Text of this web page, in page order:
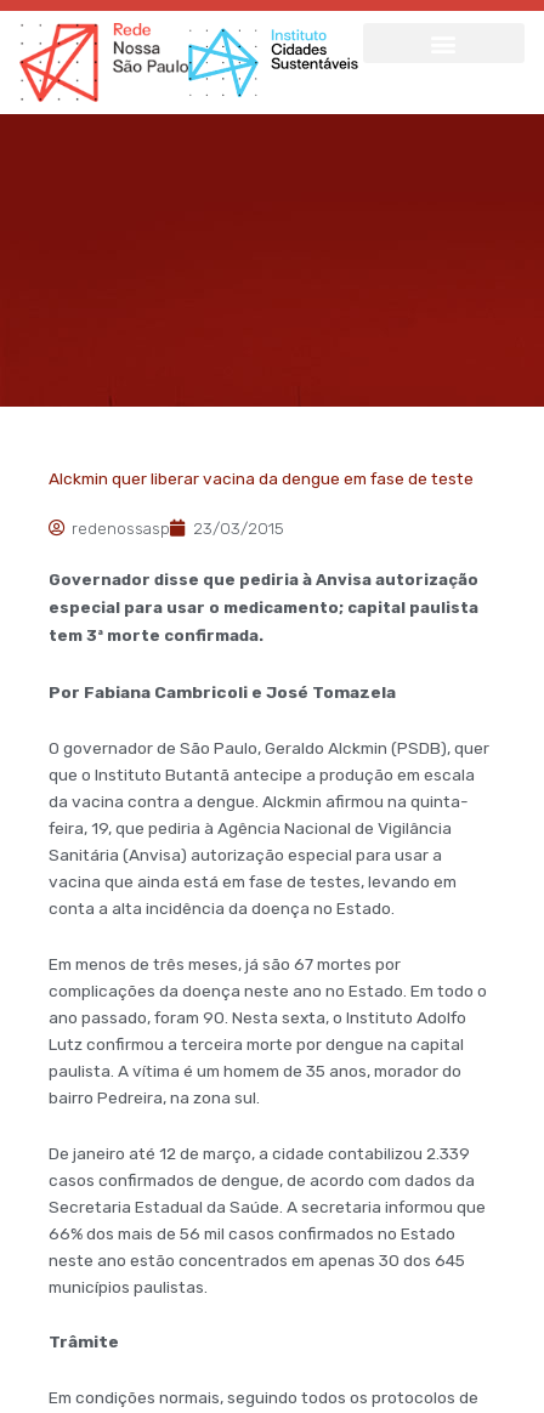
Ir
para
conteúdo
Alckmin quer liberar vacina da dengue em fase de teste
redenossasp 23/03/2015
Governador disse que pediria à Anvisa autorização
especial para usar o medicamento; capital paulista
tem 3ª morte confirmada.
Por Fabiana Cambricoli e José Tomazela
O governador de São Paulo, Geraldo Alckmin (PSDB), quer
que o Instituto Butantã antecipe a produção em escala
da vacina contra a dengue. Alckmin afirmou na quinta-
feira, 19, que pediria à Agência Nacional de Vigilância
Sanitária (Anvisa) autorização especial para usar a
vacina que ainda está em fase de testes, levando em
conta a alta incidência da doença no Estado.
Em menos de três meses, já são 67 mortes por
complicações da doença neste ano no Estado. Em todo o
ano passado, foram 90. Nesta sexta, o Instituto Adolfo
Lutz confirmou a terceira morte por dengue na capital
paulista. A vítima é um homem de 35 anos, morador do
bairro Pedreira, na zona sul.
De janeiro até 12 de março, a cidade contabilizou 2.339
casos confirmados de dengue, de acordo com dados da
Secretaria Estadual da Saúde. A secretaria informou que
66% dos mais de 56 mil casos confirmados no Estado
neste ano estão concentrados em apenas 30 dos 645
municípios paulistas.
Trâmite
Em condições normais, seguindo todos os protocolos de